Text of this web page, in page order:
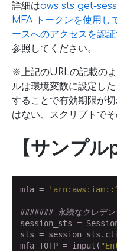
詳細はaws sts get-
MFA トークンを使用し
ースへのアクセスを認
参照してください。
※上記のURLの記載の
ルは環境変数に設定し
することで有効期限が
はない、スクリプトで
【サンプル
mfa =
####### 永続なクレデ
session_sts =
sts =
mfa_TOTP = input(